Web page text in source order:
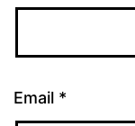
Email *